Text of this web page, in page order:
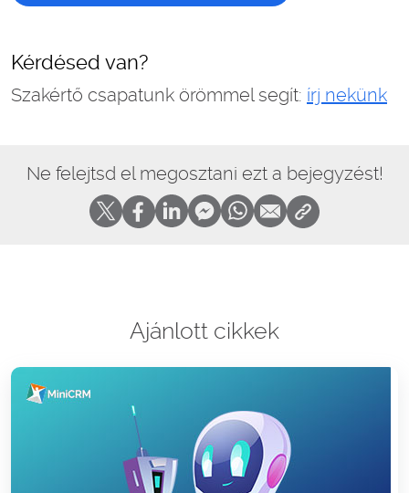
Kérdésed van?
Szakértő csapatunk örömmel segít: írj nekünk
Ne felejtsd el megosztani ezt a bejegyzést!
Ajánlott cikkek